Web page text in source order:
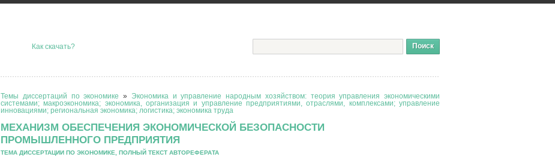
Как скачать?
Темы диссертаций по экономике » Экономика и управление народным хозяйством: теория управления экономическими
системами; макроэкономика; экономика, организация и управление предприятиями, отраслями, комплексами; управление
инновациями; региональная экономика; логистика; экономика труда
МЕХАНИЗМ ОБЕСПЕЧЕНИЯ ЭКОНОМИЧЕСКОЙ БЕЗОПАСНОСТИ
ПРОМЫШЛЕННОГО ПРЕДПРИЯТИЯ
ТЕМА ДИССЕРТАЦИИ ПО ЭКОНОМИКЕ, ПОЛНЫЙ ТЕКСТ АВТОРЕФЕРАТА